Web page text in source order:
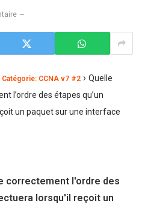
Catégorie: CCNA v7 #2 › Quelle
l’ordre des étapes qu’un
un paquet sur une interface
correctement l'ordre des
lorsqu'il reçoit un